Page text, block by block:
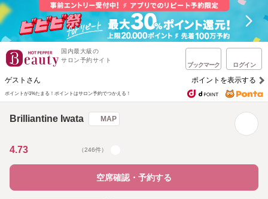
国内最大級の
サロン予約サイト
ブックマーク ログイン
ゲストさん ポイントを表示する
ポイントが1%たまる！ ポイントはサロン予約でつかえる！
Brilliantine Iwata MAP
4.73 （246件）
空席確認・予約する